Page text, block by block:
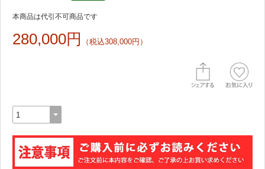
本商品は代引不可商品です
280,000円 （税込308,000円）